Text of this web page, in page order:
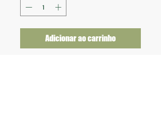
Adicionar ao carrinho